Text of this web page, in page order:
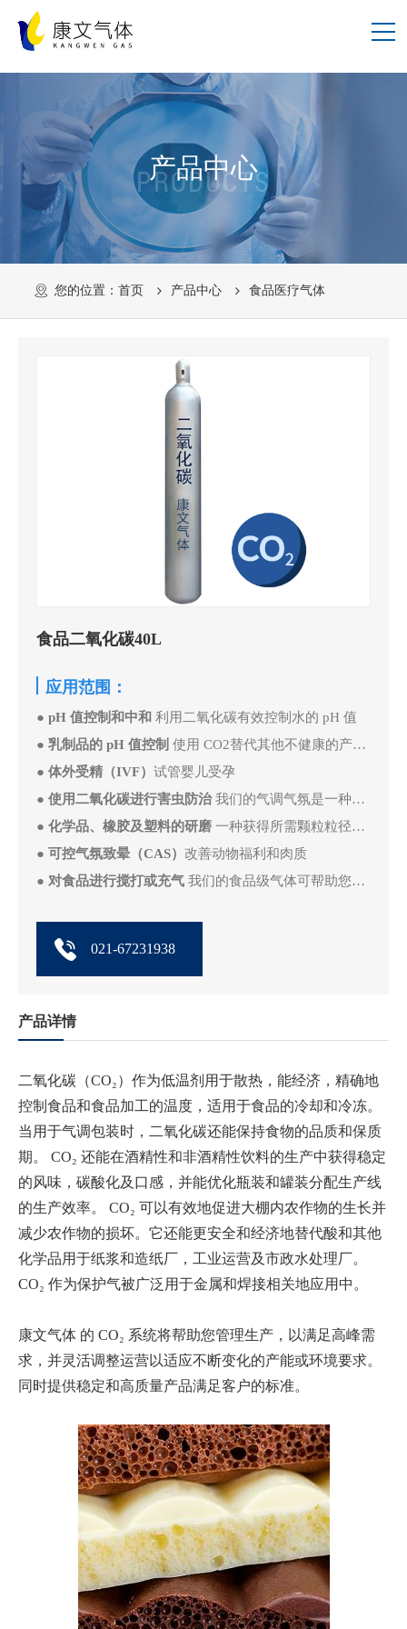
产品中心
PRODUCTS
您的位置： 首页 产品中心 食品医疗气体
食品二氧化碳40L
应用范围：
● pH 值控制和中和 利用二氧化碳有效控制水的 pH 值
● 乳制品的 pH 值控制 使用 CO2替代其他不健康的产品， 可以自然地降低您的乳制品，比如牛奶等产品的 pH 值
● 体外受精（IVF） 试管婴儿受孕
● 使用二氧化碳进行害虫防治我们的气调气氛是一种可以替代熏蒸的天然的解决方案，解决您存储的干燥食品中存在的害虫
● 化学品、橡胶及塑料的研磨 一种获得所需颗粒粒径和产能的经济有效方法
● 可控气氛致晕（CAS） 改善动物福利和肉质
● 对食品进行搅打或充气 我们的食品级气体可帮助您对可泵送食品进行搅打或充气。
021-67231938
产品详情
二氧化碳（CO₂）作为低温剂用于散热，能经济，精确地
控制食品和食品加工的温度，适用于食品的冷却和冷冻。
当用于气调包装时，二氧化碳还能保持食物的品质和保质
期。 CO₂ 还能在酒精性和非酒精性饮料的生产中获得稳定
的风味，碳酸化及口感，并能优化瓶装和罐装分配生产线
的生产效率。 CO₂ 可以有效地促进大棚内农作物的生长并
减少农作物的损坏。它还能更安全和经济地替代酸和其他
化学品用于纸浆和造纸厂，工业运营及市政水处理厂。
CO₂ 作为保护气被广泛用于金属和焊接相关地应用中。
康文气体 的 CO₂ 系统将帮助您管理生产，以满足高峰需
求，并灵活调整运营以适应不断变化的产能或环境要求。
同时提供稳定和高质量产品满足客户的标准。